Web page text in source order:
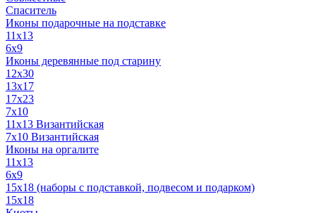
Спаситель
Иконы подарочные на подставке
11x13
6x9
Иконы деревянные под старину
12х30
13x17
17x23
7x10
11x13 Византийская
7x10 Византийская
Иконы на оргалите
11x13
6x9
15х18 (наборы с подставкой, подвесом и подарком)
15x18